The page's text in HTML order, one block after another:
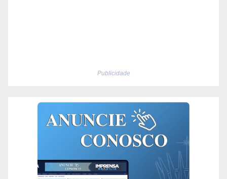
Publicidade